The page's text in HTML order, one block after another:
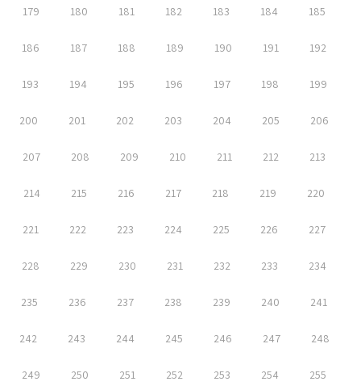
179 180 181 182 183 184 185
186 187 188 189 190 191 192
193 194 195 196 197 198 199
200 201 202 203 204 205 206
207 208 209 210 211 212 213
214 215 216 217 218 219 220
221 222 223 224 225 226 227
228 229 230 231 232 233 234
235 236 237 238 239 240 241
242 243 244 245 246 247 248
249 250 251 252 253 254 255